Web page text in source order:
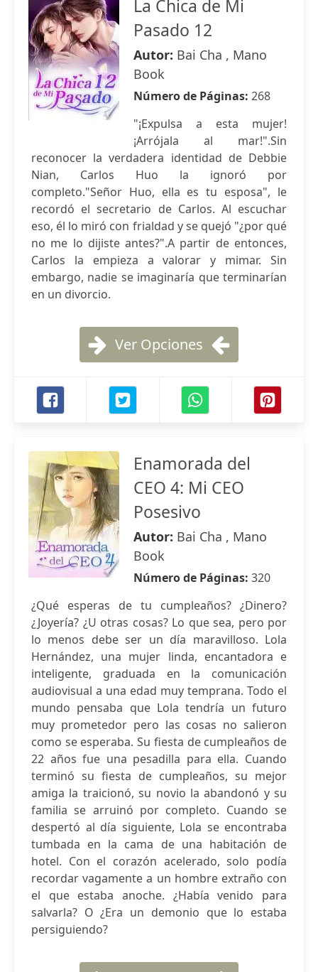
La Chica de Mi
Pasado 12
Autor: Bai Cha , Mano
Book
Número de Páginas: 268
"¡Expulsa a esta mujer!
¡Arrójala al mar!".Sin
reconocer la verdadera identidad de Debbie
Nian, Carlos Huo la ignoró por
completo."Señor Huo, ella es tu esposa", le
recordó el secretario de Carlos. Al escuchar
eso, él lo miró con frialdad y se quejó "¿por qué
no me lo dijiste antes?".A partir de entonces,
Carlos la empieza a valorar y mimar. Sin
embargo, nadie se imaginaría que terminarían
en un divorcio.
Ver Opciones
Enamorada del
CEO 4: Mi CEO
Posesivo
Autor: Bai Cha , Mano
Book
Número de Páginas: 320
¿Qué esperas de tu cumpleaños? ¿Dinero?
¿Joyería? ¿U otras cosas? Lo que sea, pero por
lo menos debe ser un día maravilloso. Lola
Hernández, una mujer linda, encantadora e
inteligente, graduada en la comunicación
audiovisual a una edad muy temprana. Todo el
mundo pensaba que Lola tendría un futuro
muy prometedor pero las cosas no salieron
como se esperaba. Su fiesta de cumpleaños de
22 años fue una pesadilla para ella. Cuando
terminó su fiesta de cumpleaños, su mejor
amiga la traicionó, su novio la abandonó y su
familia se arruinó por completo. Cuando se
despertó al día siguiente, Lola se encontraba
tumbada en la cama de una habitación de
hotel. Con el corazón acelerado, solo podía
recordar vagamente a un hombre extraño con
el que estaba anoche. ¿Había venido para
salvarla? O ¿Era un demonio que lo estaba
persiguiendo?